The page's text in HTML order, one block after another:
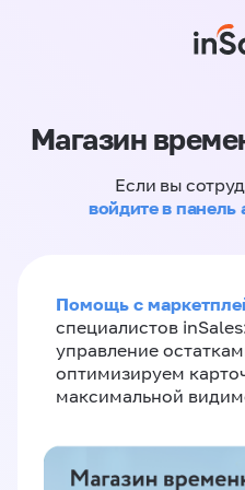
Магазин
Если вы
войдите в панель
Помощь с
специалистов
управление
оптимизируем
максимальной